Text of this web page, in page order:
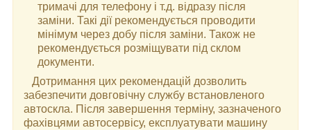
тримачі для телефону і т.д. відразу після
заміни. Такі дії рекомендується проводити
мінімум через добу після заміни. Також не
рекомендується розміщувати під склом
документи.
Дотримання цих рекомендацій дозволить
забезпечити довговічну службу встановленого
автоскла. Після завершення терміну, зазначеного
фахівцями автосервісу, експлуатувати машину